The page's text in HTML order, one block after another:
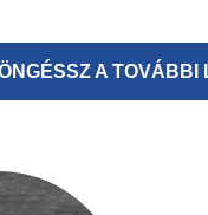
A TOVÁBBI